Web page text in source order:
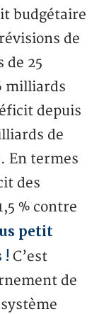
budgétaire
de
de 25
milliards
depuis
de
En termes
des
% contre
petit
! C’est
de